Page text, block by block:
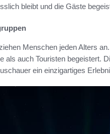
bleibt und die Gäste
Menschen jeden Alters
auch Touristen begeistert.
ein einzigartiges